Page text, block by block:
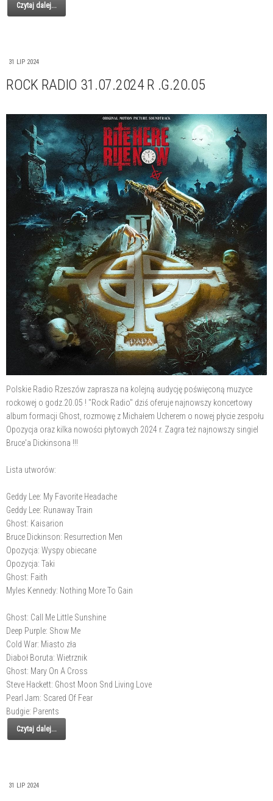
Czytaj dalej...
31 LIP 2024
ROCK RADIO 31.07.2024 R .G.20.05
Polskie Radio Rzeszów zaprasza na kolejną audycję poświęconą muzyce
rockowej o godz.20.05 ! "Rock Radio" dziś oferuje najnowszy koncertowy
album formacji Ghost, rozmowę z Michałem Ucherem o nowej płycie zespołu
Opozycja oraz kilka nowości płytowych 2024 r. Zagra też najnowszy singiel
Bruce'a Dickinsona !!!
Lista utworów:
Geddy Lee: My Favorite Headache
Geddy Lee: Runaway Train
Ghost: Kaisarion
Bruce Dickinson: Resurrection Men
Opozycja: Wyspy obiecane
Opozycja: Taki
Ghost: Faith
Myles Kennedy: Nothing More To Gain
Ghost: Call Me Little Sunshine
Deep Purple: Show Me
Cold War: Miasto zła
Diaboł Boruta: Wietrznik
Ghost: Mary On A Cross
Steve Hackett: Ghost Moon Snd Living Love
Pearl Jam: Scared Of Fear
Budgie: Parents
Czytaj dalej...
31 LIP 2024